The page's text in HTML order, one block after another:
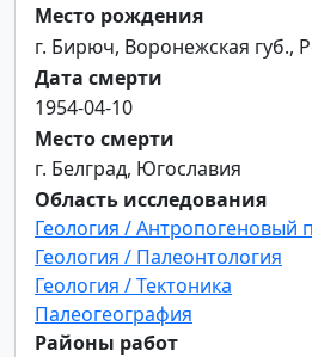
Место рождения
г. Бирюч, Воронежская губ.,
Дата смерти
1954-04-10
Место смерти
г. Белград, Югославия
Область исследования
Геология / Антропогеновый
Геология / Палеонтология
Геология / Тектоника
Палеогеография
Районы работ